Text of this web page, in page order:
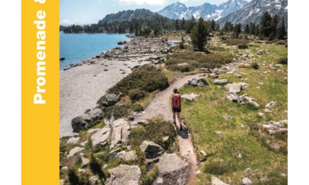
ACHETER LE PRODUIT / DÉTAILS